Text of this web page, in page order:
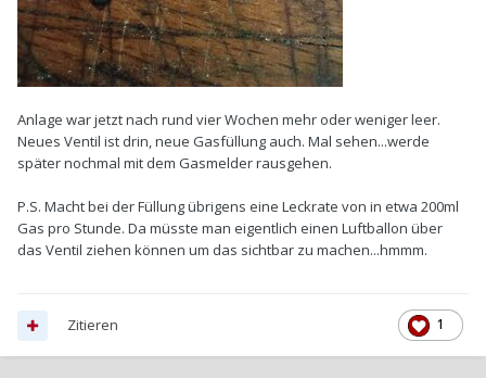
Anlage war jetzt nach rund vier Wochen mehr oder weniger leer.
Neues Ventil ist drin, neue Gasfüllung auch. Mal sehen...werde
später nochmal mit dem Gasmelder rausgehen.
P.S. Macht bei der Füllung übrigens eine Leckrate von in etwa 200ml
Gas pro Stunde. Da müsste man eigentlich einen Luftballon über
das Ventil ziehen können um das sichtbar zu machen...hmmm.
1
Zitieren